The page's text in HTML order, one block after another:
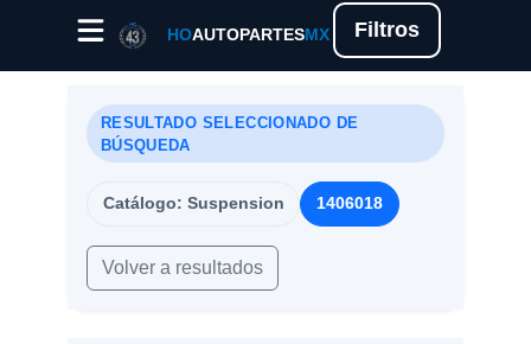
HOAUTOPARTESMX Filtros
RESULTADO SELECCIONADO DE
BÚSQUEDA
Catálogo: Suspension 1406018
Volver a resultados